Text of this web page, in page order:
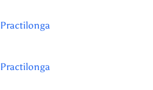
Practilonga
Practilonga